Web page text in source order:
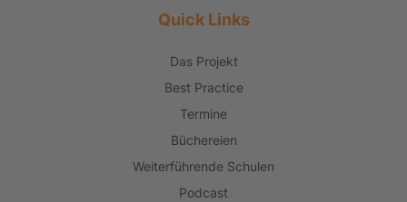
Quick Links
Das Projekt
Best Practice
Termine
Büchereien
Weiterführende Schulen
Podcast